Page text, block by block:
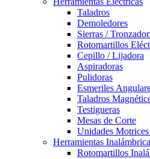
Taladros
Demoledores
Sierras /
Rotomartillos
Cepillo / Lijadora
Aspiradoras
Pulidoras
Esmeriles
Taladros
Testigueras
Mesas de Corte
Unidades
Herramientas
Rotomartillos